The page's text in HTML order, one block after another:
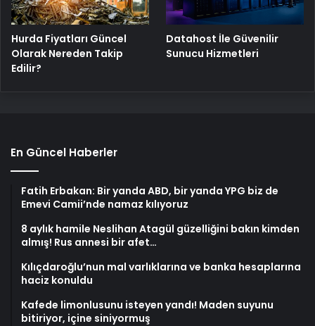
Hurda Fiyatları Güncel
Olarak Nereden Takip
Edilir?
Datahost İle Güvenilir
Sunucu Hizmetleri
En Güncel Haberler
Fatih Erbakan: Bir yanda ABD, bir yanda YPG biz de
Emevi Camii’nde namaz kılıyoruz
8 aylık hamile Neslihan Atagül güzelliğini bakın kimden
almış! Rus annesi bir afet…
Kılıçdaroğlu’nun mal varlıklarına ve banka hesaplarına
haciz konuldu
Kafede limonlusunu isteyen yandı! Maden suyunu
bitiriyor, içine siniyormuş